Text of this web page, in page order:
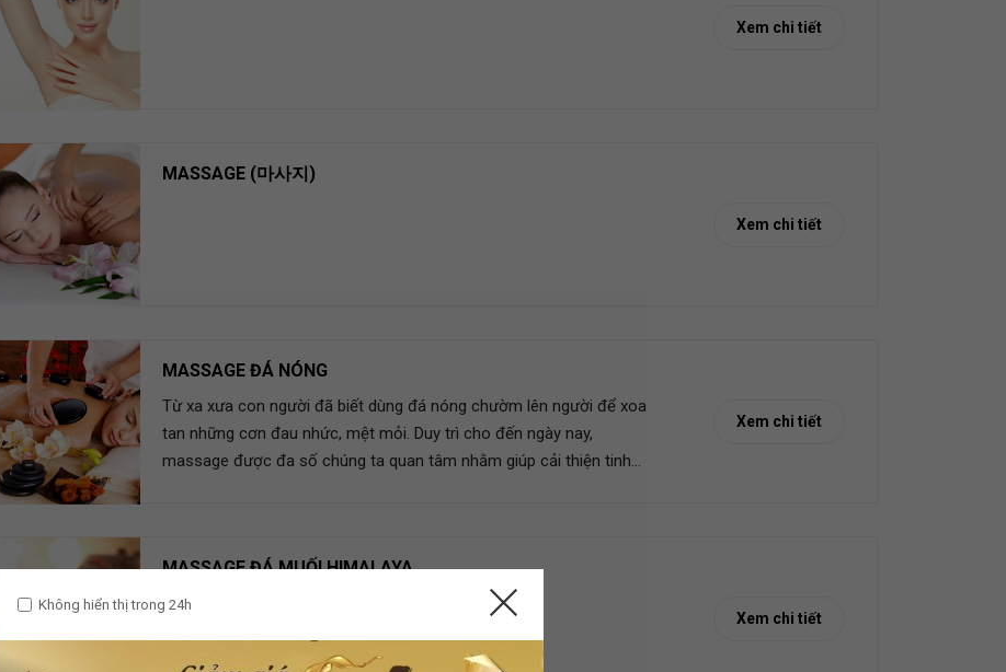
Xem chi tiết
MASSAGE (마사지)
Xem chi tiết
MASSAGE ĐÁ NÓNG
Từ xa xưa con người đã biết dùng đá nóng chườm lên người để xoa
tan những cơn đau nhức, mệt mỏi. Duy trì cho đến ngày nay,
massage được đa số chúng ta quan tâm nhằm giúp cải thiện tinh
Xem chi tiết
MASSAGE ĐÁ MUỐI HIMALAYA
Xem chi tiết
Không hiển thị trong 24h